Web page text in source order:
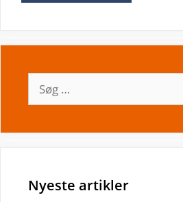
efter:
Nyeste artikler